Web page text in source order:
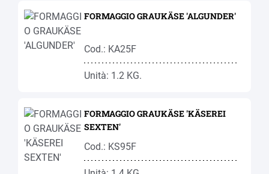
FORMAGGIO GRAUKÄSE 'ALGUNDER'
Cod.: KA25F
Unità: 1.2 KG.
FORMAGGIO GRAUKÄSE 'KÄSEREI
SEXTEN'
Cod.: KS95F